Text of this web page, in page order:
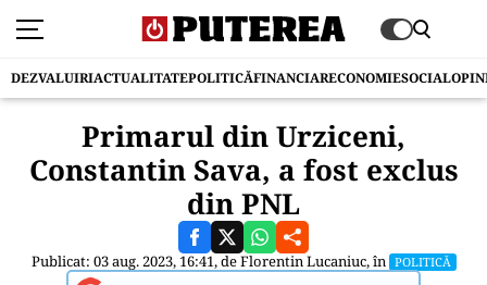
DEZVALUIRIACTUALITATEPOLITICĂFINANCIARECONOMIESOCIAL
Primarul din Urziceni,
Constantin Sava, a fost exclus
din PNL
Publicat: 03 aug. 2023, 16:41, deFlorentin Lucaniuc, în POLITICĂ